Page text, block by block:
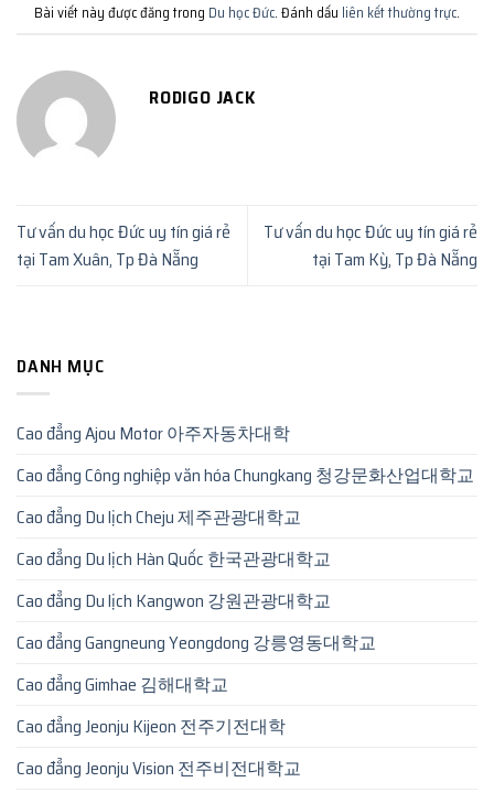
Bài viết này được đăng trong Du học Đức. Đánh dấu liên kết thường trực.
RODIGO JACK
Tư vấn du học Đức uy tín giá rẻ
tại Tam Xuân, Tp Đà Nẵng
Tư vấn du học Đức uy tín giá rẻ
tại Tam Kỳ, Tp Đà Nẵng
DANH MỤC
Cao đẳng Ajou Motor 아주자동차대학
Cao đẳng Công nghiệp văn hóa Chungkang 청강문화산업대학교
Cao đẳng Du lịch Cheju 제주관광대학교
Cao đẳng Du lịch Hàn Quốc 한국관광대학교
Cao đẳng Du lịch Kangwon 강원관광대학교
Cao đẳng Gangneung Yeongdong 강릉영동대학교
Cao đẳng Gimhae 김해대학교
Cao đẳng Jeonju Kijeon 전주기전대학
Cao đẳng Jeonju Vision 전주비전대학교